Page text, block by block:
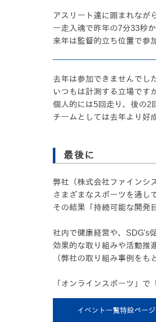
アスリート達に囲まれなが
一走入魂で昨年の7分33秒
来年は監督的立ち位置で参
去年は参加できませんでし
いつもは計測する立場です
個人的には5回走り、後の2
チームとしては去年より好
最後に
弊社（株式会社ファインシ
さまざまなスポーツを通し
その結果「持続可能な開発
社内で健康経営や、SDG's
効果的な取り組みや活動推
（弊社の取り組み事例をも
「オンラインスポーツ」で
イベント一覧特設ペー